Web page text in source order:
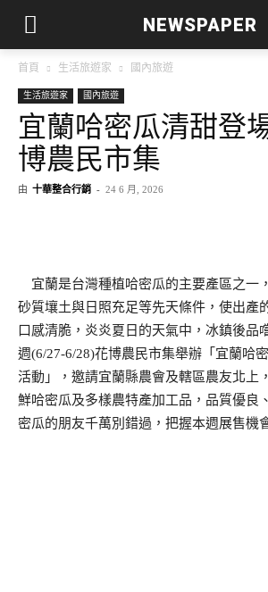
NEWSPAPER
首頁 生活旅遊家 國內旅遊
生活旅遊家 國內旅遊
宜蘭哈密瓜清甜登
博農民市集
由 十華整合行銷 - 24 6 月, 2026
宜蘭是台灣種植哈密瓜的主要產區之一
砂質壤土與日照充足等先天條件，使出產
口感清脆，炎炎夏日的天氣中，冰鎮後品
週(6/27-6/28)花博農民市集舉辦「宜蘭哈
活動」，邀請宜蘭縣農會及轄區農友北上
鮮哈密瓜及多樣農特產加工品，品質優良
密瓜的朋友千萬別錯過，把握本週展售機